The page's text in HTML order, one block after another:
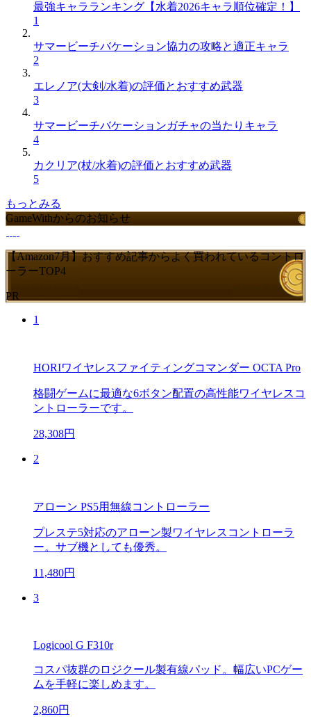
最強キャラランキング【水着2026キャラ順位確定！】
1
サマービーチバケーション協力の攻略と適正キャラ
2
エレノア(大剣/水着)の評価とおすすめ武器
3
サマービーチバケーションガチャの当たりキャラ
4
カクリア(杖/水着)の評価とおすすめ武器
5
もっとみる
GameWithからのお知らせ
【Amazon7月】おすすめ記事からよく買われているコントロ
ーラーTOP4
PR
1
HORIワイヤレスファイティングコマンダー OCTA Pro
格闘ゲームに最適な6ボタン配置の高性能ワイヤレスコ
ントローラーです。
28,308円
2
アローン PS5用無線コントローラー
プレステ5対応のアローン製ワイヤレスコントローラ
ー。サブ機としても優秀。
11,480円
3
Logicool G F310r
コスパ抜群のロジクール製有線パッド。幅広いPCゲー
ムを手軽に楽しめます。
2,860円